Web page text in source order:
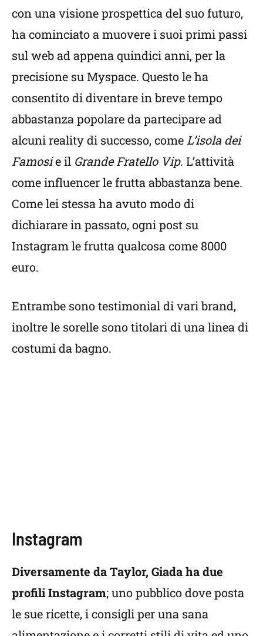
con una visione prospettica del suo futuro,
ha cominciato a muovere i suoi primi passi
sul web ad appena quindici anni, per la
precisione su Myspace. Questo le ha
consentito di diventare in breve tempo
abbastanza popolare da partecipare ad
alcuni reality di successo, come L’isola dei
Famosie il Grande Fratello Vip. L’attività
come influencer le frutta abbastanza bene.
Come lei stessa ha avuto modo di
dichiarare in passato, ogni post su
Instagram le frutta qualcosa come 8000
euro.
Entrambe sono testimonial di vari brand,
inoltre le sorelle sono titolari di una linea di
costumi da bagno.
Instagram
Diversamente da Taylor, Giada ha due
profili Instagram; uno pubblico dove posta
le sue ricette, i consigli per una sana